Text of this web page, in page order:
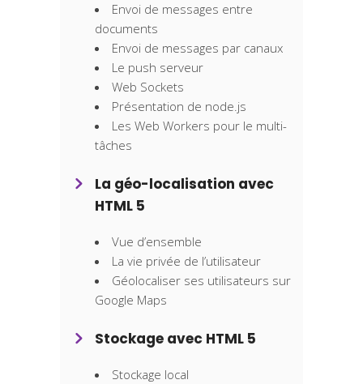
Envoi de messages entre
documents
Envoi de messages par canaux
Le push serveur
Web Sockets
Présentation de node.js
Les Web Workers pour le multi-
tâches
La géo-localisation avec
HTML 5
Vue d’ensemble
La vie privée de l’utilisateur
Géolocaliser ses utilisateurs sur
Google Maps
Stockage avec HTML 5
Stockage local